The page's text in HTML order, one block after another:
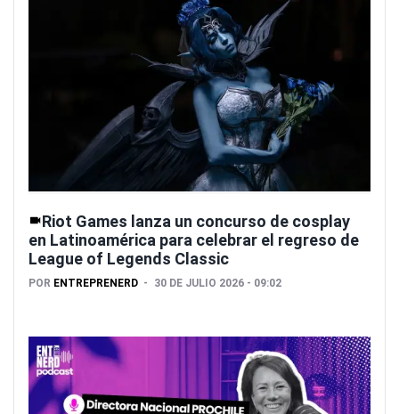
Riot Games lanza un concurso de cosplay
en Latinoamérica para celebrar el regreso de
League of Legends Classic
POR ENTREPRENERD 30 DE JULIO 2026 - 09:02